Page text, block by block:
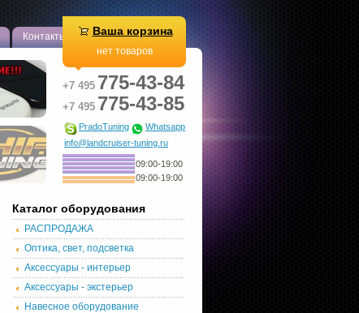
Контакты Ваша корзина
нет товаров
+7 495 775-43-84
+7 495 775-43-85
PradoTuning
Whatsapp
info@landcruiser-tuning.ru
09:00-19:00
09:00-19:00
Каталог оборудования
РАСПРОДАЖА
Оптика, свет, подсветка
Аксессуары - интерьер
Аксессуары - экстерьер
Навесное оборудование